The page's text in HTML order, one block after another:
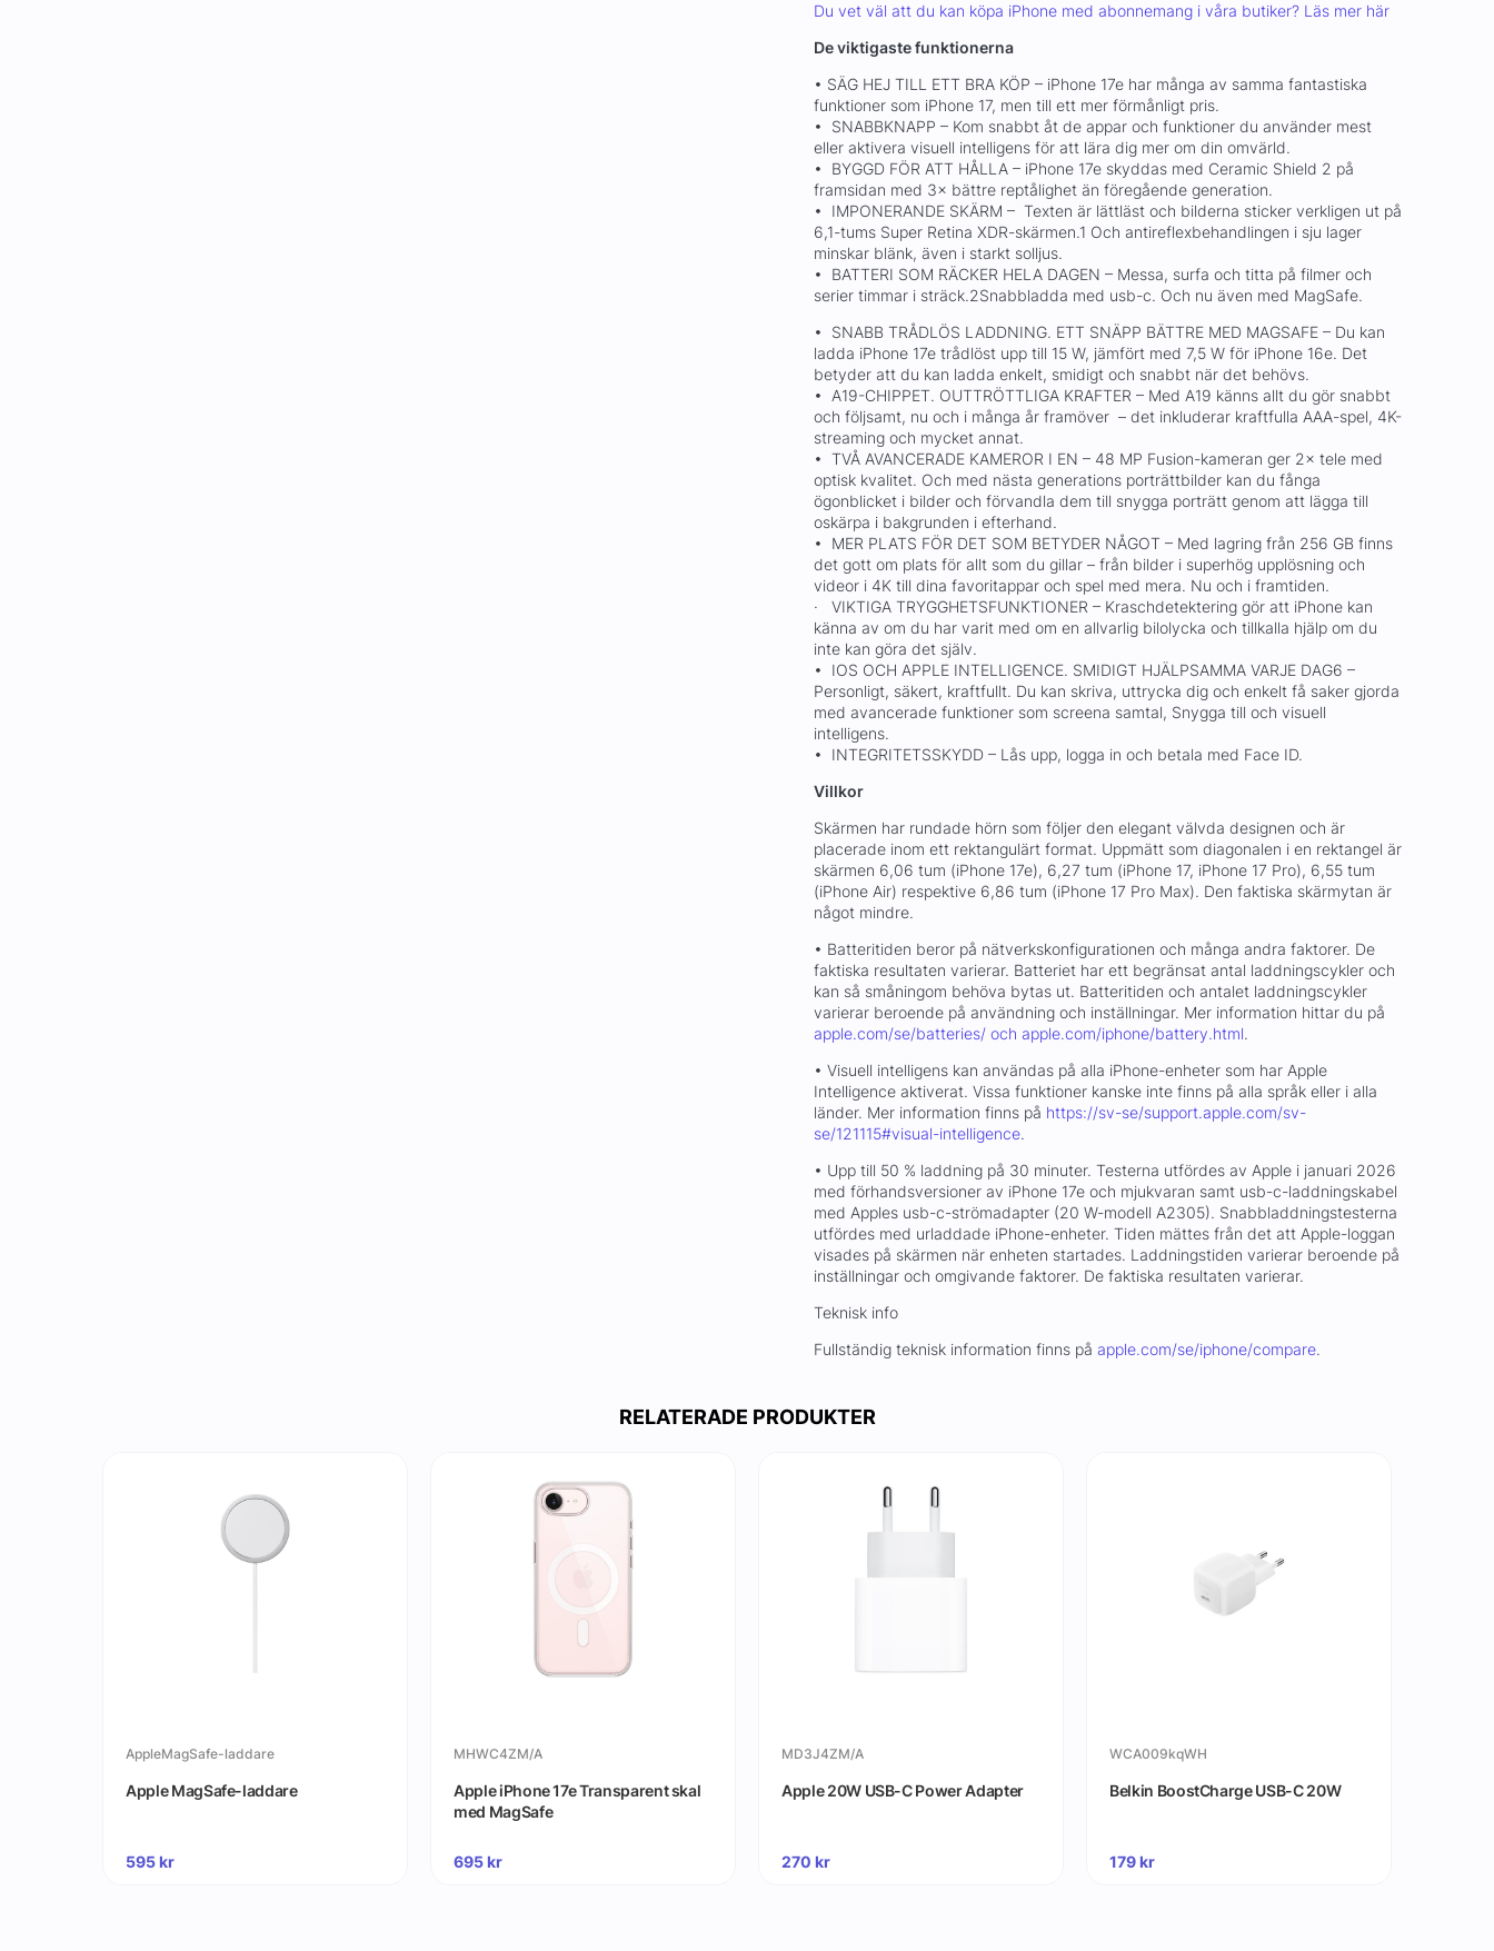
Du vet väl att du kan köpa iPhone med abonnemang i våra butiker? Läs mer här
De viktigaste funktionerna
• SÄG HEJ TILL ETT BRA KÖP – iPhone 17e har många av samma fantastiska
funktioner som iPhone 17, men till ett mer förmånligt pris.
• SNABBKNAPP – Kom snabbt åt de appar och funktioner du använder mest
eller aktivera visuell intelligens för att lära dig mer om din omvärld.
• BYGGD FÖR ATT HÅLLA – iPhone 17e skyddas med Ceramic Shield 2 på
framsidan med 3× bättre reptålighet än föregående generation.
• IMPONERANDE SKÄRM – Texten är lättläst och bilderna sticker verkligen ut på
6,1-tums Super Retina XDR-skärmen.1 Och antireflexbehandlingen i sju lager
minskar blänk, även i starkt solljus.
• BATTERI SOM RÄCKER HELA DAGEN – Messa, surfa och titta på filmer och
serier timmar i sträck.2Snabbladda med usb-c. Och nu även med MagSafe.
• SNABB TRÅDLÖS LADDNING. ETT SNÄPP BÄTTRE MED MAGSAFE – Du kan
ladda iPhone 17e trådlöst upp till 15 W, jämfört med 7,5 W för iPhone 16e. Det
betyder att du kan ladda enkelt, smidigt och snabbt när det behövs.
• A19-CHIPPET. OUTTRÖTTLIGA KRAFTER – Med A19 känns allt du gör snabbt
och följsamt, nu och i många år framöver – det inkluderar kraftfulla AAA-spel, 4K-
streaming och mycket annat.
• TVÅ AVANCERADE KAMEROR I EN – 48 MP Fusion-kameran ger 2× tele med
optisk kvalitet. Och med nästa generations porträttbilder kan du fånga
ögonblicket i bilder och förvandla dem till snygga porträtt genom att lägga till
oskärpa i bakgrunden i efterhand.
• MER PLATS FÖR DET SOM BETYDER NÅGOT – Med lagring från 256 GB finns
det gott om plats för allt som du gillar – från bilder i superhög upplösning och
videor i 4K till dina favoritappar och spel med mera. Nu och i framtiden.
· VIKTIGA TRYGGHETSFUNKTIONER – Kraschdetektering gör att iPhone kan
känna av om du har varit med om en allvarlig bilolycka och tillkalla hjälp om du
inte kan göra det själv.
• IOS OCH APPLE INTELLIGENCE. SMIDIGT HJÄLPSAMMA VARJE DAG6 –
Personligt, säkert, kraftfullt. Du kan skriva, uttrycka dig och enkelt få saker gjorda
med avancerade funktioner som screena samtal, Snygga till och visuell
intelligens.
• INTEGRITETSSKYDD – Lås upp, logga in och betala med Face ID.
Villkor
Skärmen har rundade hörn som följer den elegant välvda designen och är
placerade inom ett rektangulärt format. Uppmätt som diagonalen i en rektangel är
skärmen 6,06 tum (iPhone 17e), 6,27 tum (iPhone 17, iPhone 17 Pro), 6,55 tum
(iPhone Air) respektive 6,86 tum (iPhone 17 Pro Max). Den faktiska skärmytan är
något mindre.
• Batteritiden beror på nätverkskonfigurationen och många andra faktorer. De
faktiska resultaten varierar. Batteriet har ett begränsat antal laddningscykler och
kan så småningom behöva bytas ut. Batteritiden och antalet laddningscykler
varierar beroende på användning och inställningar. Mer information hittar du på
apple.com/se/batteries/ och apple.com/iphone/battery.html.
• Visuell intelligens kan användas på alla iPhone-enheter som har Apple
Intelligence aktiverat. Vissa funktioner kanske inte finns på alla språk eller i alla
länder. Mer information finns på https://sv-se/support.apple.com/sv-
se/121115#visual-intelligence.
• Upp till 50 % laddning på 30 minuter. Testerna utfördes av Apple i januari 2026
med förhandsversioner av iPhone 17e och mjukvaran samt usb-c-laddningskabel
med Apples usb-c-strömadapter (20 W-modell A2305). Snabbladdningstesterna
utfördes med urladdade iPhone-enheter. Tiden mättes från det att Apple-loggan
visades på skärmen när enheten startades. Laddningstiden varierar beroende på
inställningar och omgivande faktorer. De faktiska resultaten varierar.
Teknisk info
Fullständig teknisk information finns på apple.com/se/iphone/compare.
RELATERADE PRODUKTER
AppleMagSafe-laddare
Apple MagSafe-laddare
595kr
MHWC4ZM/A
Apple iPhone 17e Transparent skal
med MagSafe
695kr
MD3J4ZM/A
Apple 20W USB-C Power Adapter
270 kr
WCA009kqWH
Belkin BoostCharge USB-C 20W
179kr